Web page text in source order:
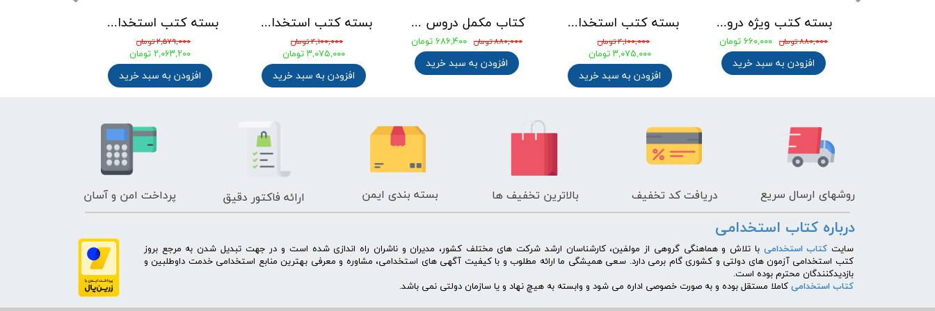
بسته کتب استخدامی مهندسی شیمی ویژه آزمونهای استخدامی پتروشیمی ، پالایشگاه و وزارت نفت
۲,۵۷۹,۰۰۰ تومان
۲,۰۶۳,۲۰۰ تومان
افزودن به سبد خرید
بسته کتب استخدامی دبیری ریاضی آزمون آموزش و پرورش 1405
۴,۱۰۰,۰۰۰ تومان
۳,۰۷۵,۰۰۰ تومان
افزودن به سبد خرید
کتاب مکمل دروس حیطه عمومی ویژه آزمون استخدامی آموزش و پرورش 1405 نشر چهارخونه
۸۸۰,۰۰۰ تومان ۶۸۶,۴۰۰ تومان
افزودن به سبد خرید
بسته کتب استخدامی دبیری علوم تجربی - شیمی آزمون آموزش و پرورش 1405
۴,۱۰۰,۰۰۰ تومان
۳,۰۷۵,۰۰۰ تومان
افزودن به سبد خرید
بسته کتب ویژه دروس عمومی آزمونهای استخدامی کشوری
۸۸۰,۰۰۰ تومان ۶۶۰,۰۰۰ تومان
افزودن به سبد خرید
روشهای ارسال سریع دریافت کد تخفیف بالاترین تخفیف ها بسته بندی ایمن ارائه فاکتور دقیق پرداخت امن و آسان
درباره کتاب استخدامی
​سایت کتاب استخدامی با تلاش و هماهنگی گروهی از مولفین، کارشناسان ارشد شرکت های مختلف کشور، مدیران و ناشران راه اندازی شده است و در جهت تبدیل شدن به مرجع بروز
کتب استخدامی آزمون های دولتی و کشوری گام برمی دارد. سعی همیشگی ما ارائه مطلوب و با کیفیت آگهی های استخدامی، مشاوره و معرفی بهترین منابع استخدامی خدمت داوطلبین و
بازدیدکنندگان محترم بوده است.
کتاب استخدامی کاملا مستقل بوده و به صورت خصوصی اداره می شود و وابسته به هیچ نهاد و یا سازمان دولتی نمی باشد.